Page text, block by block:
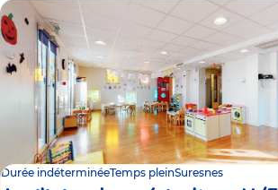
Durée indéterminéeTemps pleinSuresnes